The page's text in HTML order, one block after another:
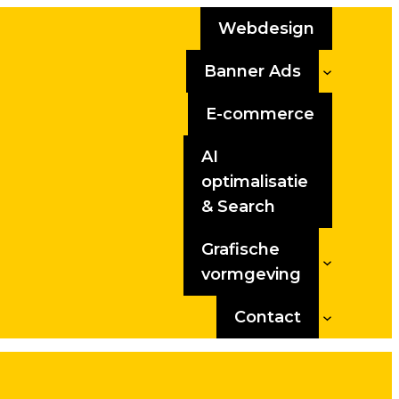
Webdesign
Banner Ads
E-commerce
AI
optimalisatie
& Search
Grafische
vormgeving
Contact